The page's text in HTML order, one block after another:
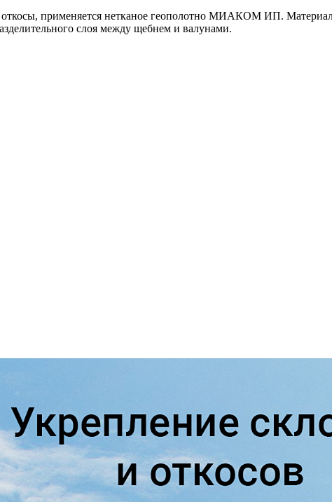
применяется нетканое геополотно МИАКОМ ИП. Материал
слоя между щебнем и валунами.